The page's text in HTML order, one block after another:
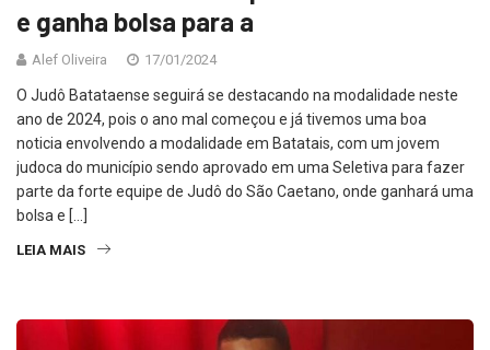
e ganha bolsa para a
Alef Oliveira 17/01/2024
O Judô Batataense seguirá se destacando na modalidade neste
ano de 2024, pois o ano mal começou e já tivemos uma boa
noticia envolvendo a modalidade em Batatais, com um jovem
judoca do município sendo aprovado em uma Seletiva para fazer
parte da forte equipe de Judô do São Caetano, onde ganhará uma
bolsa e […]
LEIA MAIS